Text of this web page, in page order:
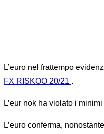
L’euro nel frattempo
FX RISKOO 20/21 .
L’eur nok ha violato i
L’euro conferma,